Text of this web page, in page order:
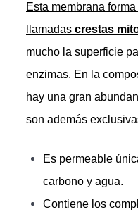
Esta membrana
llamadas crestas
mucho la superficie
enzimas. En la
hay una gran
son además
Es permeable
carbono y agua.
Contiene los